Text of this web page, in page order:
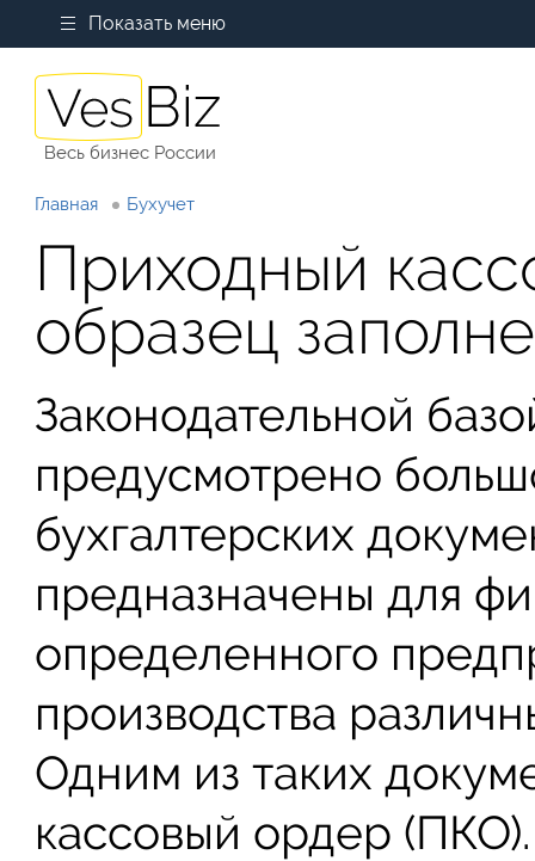
Показать меню
Весь бизнес России
Главная Бухучет
Приходный
образец
Законодательной
предусмотрено
бухгалтерских
предназначены для
определенного
производства
Одним из таких
кассовый ордер (ПКО).